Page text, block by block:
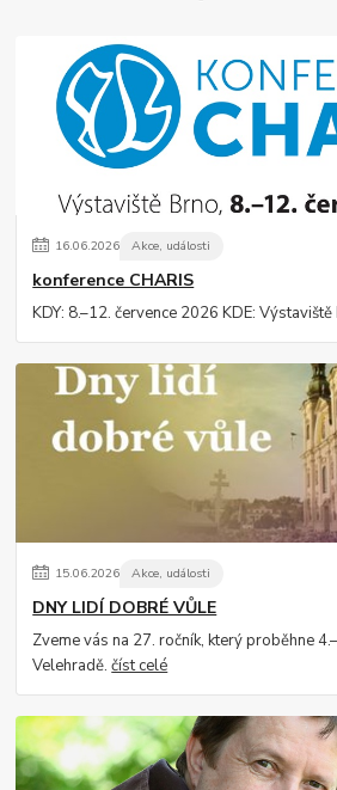
16.06.2026 Akce, události
konference CHARIS
KDY: 8.–12. července 2026 KDE:
15.06.2026 Akce, události
DNY LIDÍ DOBRÉ VŮLE
Zveme vás na 27. ročník, který proběhne
Velehradě.číst celé